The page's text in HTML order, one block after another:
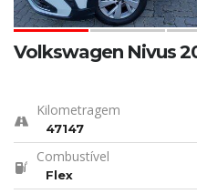
Volkswagen Nivus
Kilometragem
47147
Combustível
Flex